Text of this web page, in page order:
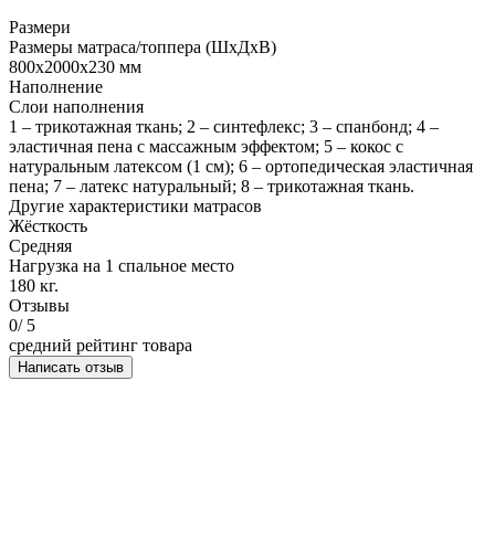
Размери
Размеры матраса/топпера (ШхДхВ)
800х2000х230 мм
Наполнение
Слои наполнения
1 – трикотажная ткань; 2 – синтефлекс; 3 – спанбонд; 4 –
эластичная пена с массажным эффектом; 5 – кокос с
натуральным латексом (1 см); 6 – ортопедическая эластичная
пена; 7 – латекс натуральный; 8 – трикотажная ткань.
Другие характеристики матрасов
Жёсткость
Средняя
Нагрузка на 1 спальное место
180 кг.
Отзывы
0/ 5
средний рейтинг товара
Написать отзыв